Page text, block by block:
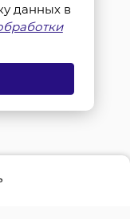
данных в